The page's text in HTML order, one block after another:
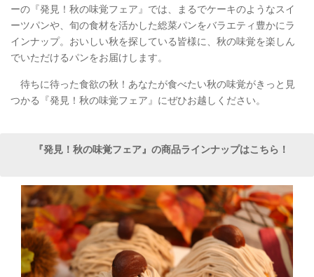
ーの『発見！秋の味覚フェア』では、まるでケーキのようなスイ
ーツパンや、旬の食材を活かした総菜パンをバラエティ豊かにラ
インナップ。おいしい秋を探している皆様に、秋の味覚を楽しん
でいただけるパンをお届けします。
待ちに待った食欲の秋！あなたが食べたい秋の味覚がきっと見
つかる『発見！秋の味覚フェア』にぜひお越しください。
『発見！秋の味覚フェア』の商品ラインナップはこちら！